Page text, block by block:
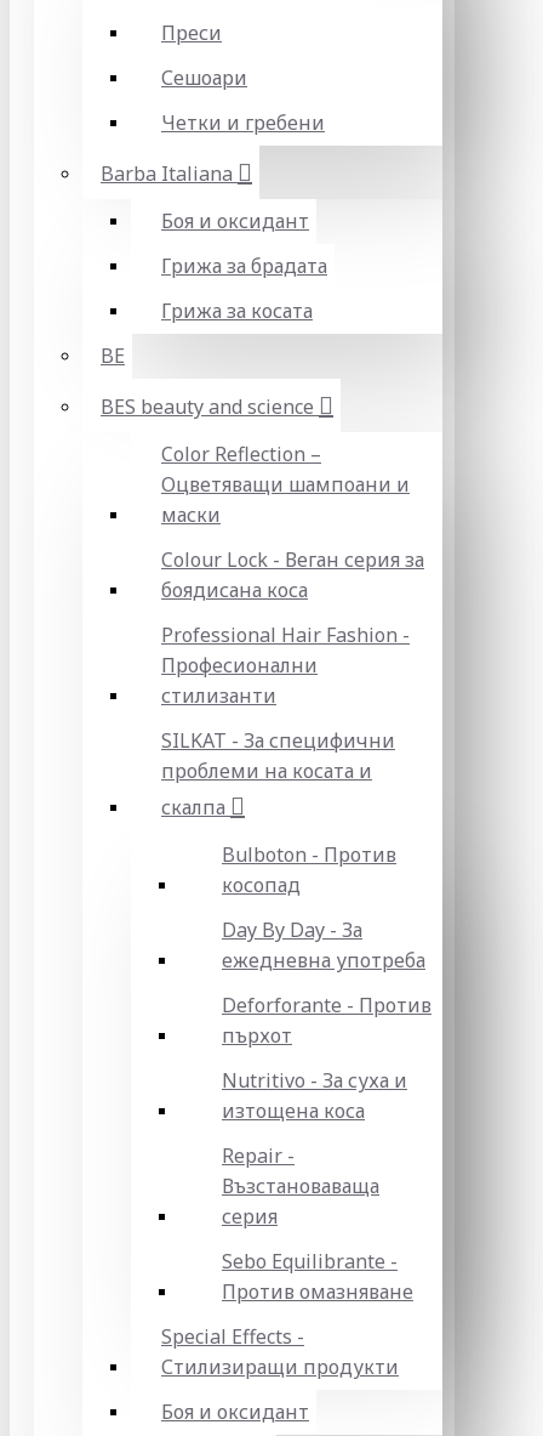
Преси
Сешоари
Четки и гребени
Barba Italiana
Боя и оксидант
Грижа за брадата
Грижа за косата
BE
BES beauty and science
Color Reflection –
Оцветяващи шампоани и
маски
Colour Lock - Веган серия за
боядисана коса
Professional Hair Fashion -
Професионални
стилизанти
SILKAT - За специфични
проблеми на косата и
скалпа
Bulboton - Против
косопад
Day By Day - За
ежедневна употреба
Deforforante - Против
пърхот
Nutritivo - За суха и
изтощена коса
Repair -
Възстановаваща
серия
Sebo Equilibrante -
Против омазняване
Special Effects -
Стилизиращи продукти
Боя и оксидант